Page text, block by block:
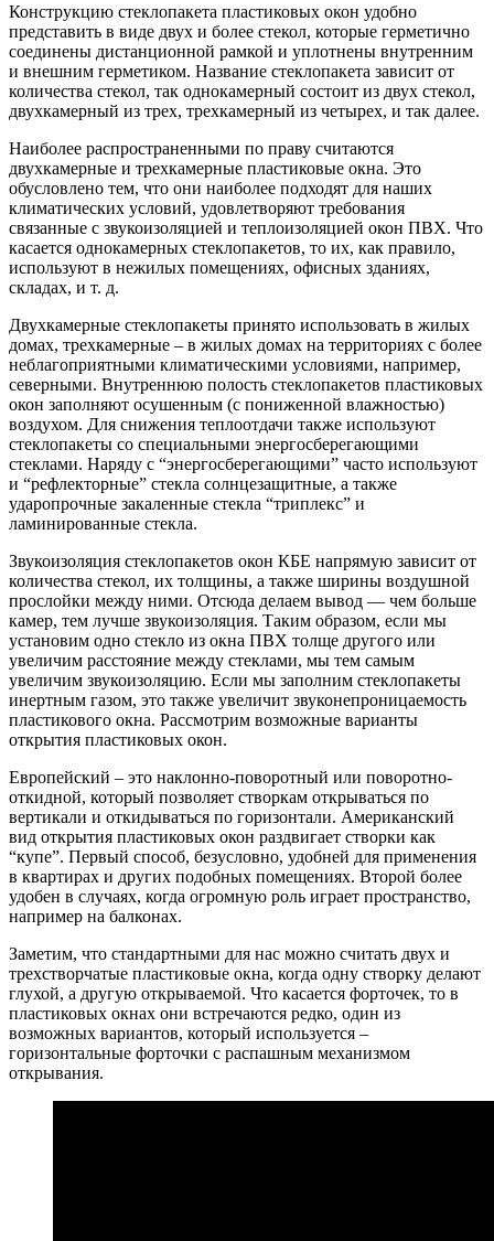
Конструкцию стеклопакета пластиковых окон удобно
представить в виде двух и более стекол, которые герметично
соединены дистанционной рамкой и уплотнены внутренним
и внешним герметиком. Название стеклопакета зависит от
количества стекол, так однокамерный состоит из двух стекол,
двухкамерный из трех, трехкамерный из четырех, и так далее.
Наиболее распространенными по праву считаются
двухкамерные и трехкамерные пластиковые окна. Это
обусловлено тем, что они наиболее подходят для наших
климатических условий, удовлетворяют требования
связанные с звукоизоляцией и теплоизоляцией окон ПВХ. Что
касается однокамерных стеклопакетов, то их, как правило,
используют в нежилых помещениях, офисных зданиях,
складах, и т. д.
Двухкамерные стеклопакеты принято использовать в жилых
домах, трехкамерные – в жилых домах на территориях с более
неблагоприятными климатическими условиями, например,
северными. Внутреннюю полость стеклопакетов пластиковых
окон заполняют осушенным (с пониженной влажностью)
воздухом. Для снижения теплоотдачи также используют
стеклопакеты со специальными энергосберегающими
стеклами. Наряду с “энергосберегающими” часто используют
и “рефлекторные” стекла солнцезащитные, а также
ударопрочные закаленные стекла “триплекс” и
ламинированные стекла.
Звукоизоляция стеклопакетов окон КБЕ напрямую зависит от
количества стекол, их толщины, а также ширины воздушной
прослойки между ними. Отсюда делаем вывод — чем больше
камер, тем лучше звукоизоляция. Таким образом, если мы
установим одно стекло из окна ПВХ толще другого или
увеличим расстояние между стеклами, мы тем самым
увеличим звукоизоляцию. Если мы заполним стеклопакеты
инертным газом, это также увеличит звуконепроницаемость
пластикового окна. Рассмотрим возможные варианты
открытия пластиковых окон.
Европейский – это наклонно-поворотный или поворотно-
откидной, который позволяет створкам открываться по
вертикали и откидываться по горизонтали. Американский
вид открытия пластиковых окон раздвигает створки как
“купе”. Первый способ, безусловно, удобней для применения
в квартирах и других подобных помещениях. Второй более
удобен в случаях, когда огромную роль играет пространство,
например на балконах.
Заметим, что стандартными для нас можно считать двух и
трехстворчатые пластиковые окна, когда одну створку делают
глухой, а другую открываемой. Что касается форточек, то в
пластиковых окнах они встречаются редко, один из
возможных вариантов, который используется –
горизонтальные форточки с распашным механизмом
открывания.